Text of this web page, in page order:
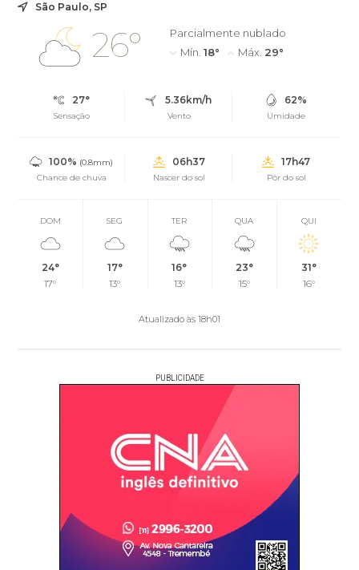
São Paulo, SP
26°
Parcialmente nublado
Mín. 18° Máx. 29°
27°
Sensação
5.36km/h
Vento
62%
Umidade
100% (0.8mm)
Chance de chuva
06h37
Nascer do sol
17h47
Pôr do sol
DOM
24°
17°
SEG
17°
13°
TER
16°
13°
QUA
23°
15°
QUI
31°
16°
Atualizado às 18h01
PUBLICIDADE